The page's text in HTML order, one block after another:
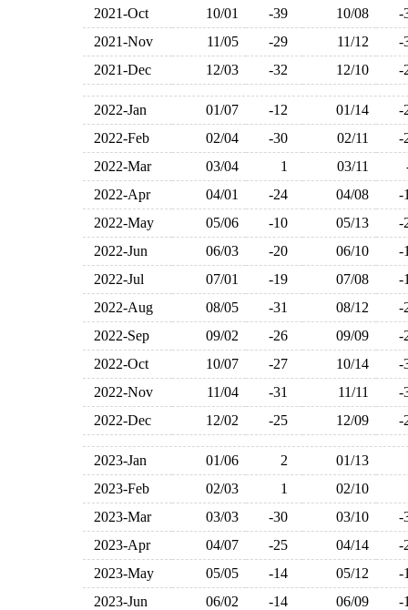
2021-Oct
10/01 -39 10/08
2021-Nov
11/05 -29 11/12
2021-Dec
12/03 -32 12/10
2022-Jan 01/07 -12 01/14
2022-Feb
02/04 -30 02/11
2022-Mar
03/04 1 03/11
2022-Apr
04/01 -24 04/08
2022-May
05/06 -10 05/13
2022-Jun
06/03 -20 06/10
2022-Jul
07/01 -19 07/08
2022-Aug
08/05 -31 08/12
2022-Sep
09/02 -26 09/09
2022-Oct
10/07 -27 10/14
2022-Nov
11/04 -31 11/11
2022-Dec
12/02 -25 12/09
2023-Jan 01/06 2
01/13
2023-Feb
02/03 1
02/10
2023-Mar
03/03 -30 03/10
2023-Apr
04/07 -25 04/14
2023-May
05/05 -14 05/12
2023-Jun
06/02 -14 06/09